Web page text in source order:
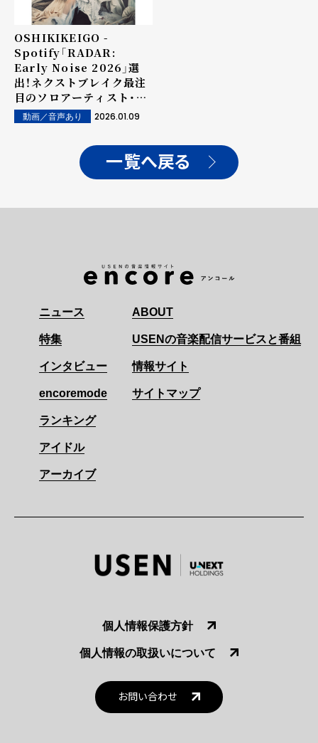
OSHIKIKEIGO -
Spotify「RADAR:
Early Noise 2026」選
出！ネクストブレイク最注
目のソロアーティスト・
OSHIKIKEIGO、初ライ
ブ・東京公演より「喩えて」
のライブ映像が公開！
動画／音声あり 2026.01.09
一覧へ戻る
ニュース
特集
インタビュー
encoremode
ランキング
アイドル
アーカイブ
ABOUT
USENの音楽配信サービスと番組
情報サイト
サイトマップ
個人情報保護方針
個人情報の取扱いについて
お問い合わせ